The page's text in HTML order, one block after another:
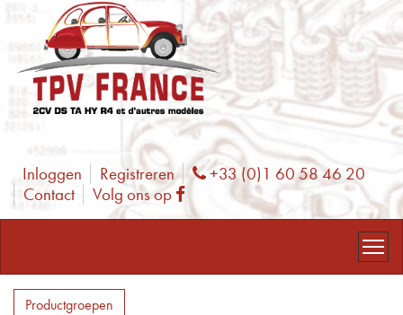
Inloggen Registreren Phone
+33 (0)1 60 58 46 20
Contact
Volg ons op Facebook
Productgroepen